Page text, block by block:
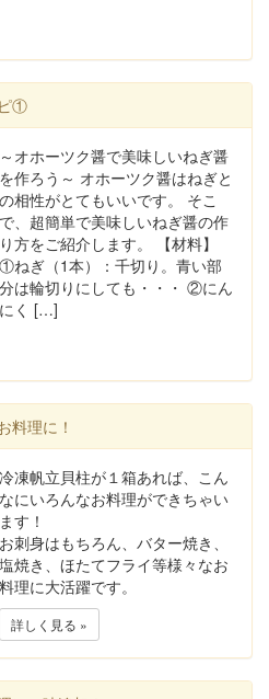
①
～オホーツク醤で美味しいねぎ醤
を作ろう～ オホーツク醤はねぎと
の相性がとてもいいです。 そこ
で、超簡単で美味しいねぎ醤の作
り方をご紹介します。 【材料】
①ねぎ（1本）：千切り。青い部
分は輪切りにしても・・・ ②にん
にく […]
料理に！
冷凍帆立貝柱が１箱あれば、こん
なにいろんなお料理ができちゃい
ます！
お刺身はもちろん、バター焼き、
塩焼き、ほたてフライ等様々なお
料理に大活躍です。
詳しく見る »